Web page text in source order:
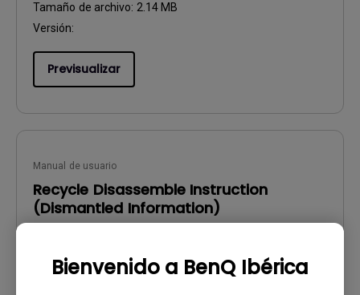
Bienvenido a BenQ Ibérica
Tamaño de archivo: 2.14 MB
Versión:
Previsualizar
Manual de usuario
Recycle Disassemble Instruction
(Dismantled Information)
Idioma:English EU